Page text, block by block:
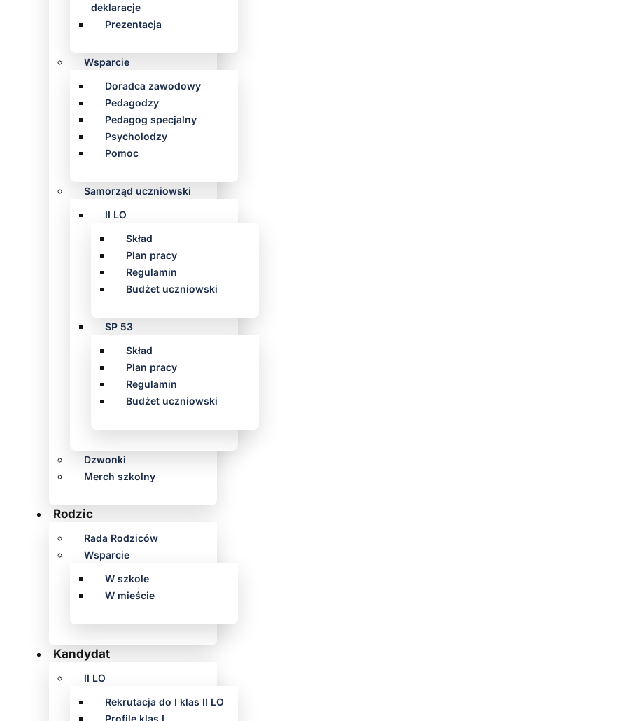
deklaracje
Prezentacja
Wsparcie
Doradca zawodowy
Pedagodzy
Pedagog specjalny
Psycholodzy
Pomoc
Samorząd uczniowski
II LO
Skład
Plan pracy
Regulamin
Budżet uczniowski
SP 53
Skład
Plan pracy
Regulamin
Budżet uczniowski
Dzwonki
Merch szkolny
Rodzic
Rada Rodziców
Wsparcie
W szkole
W mieście
Kandydat
II LO
Rekrutacja do I klas II LO
Profile klas I